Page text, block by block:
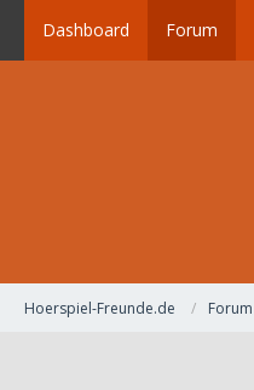
Dashboard Forum
Hoerspiel-Freunde.de Forum